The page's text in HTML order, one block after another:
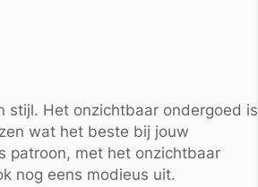
stijl. Het onzichtbaar ondergoed is
wat het beste bij jouw
patroon, met het onzichtbaar
nog eens modieus uit.